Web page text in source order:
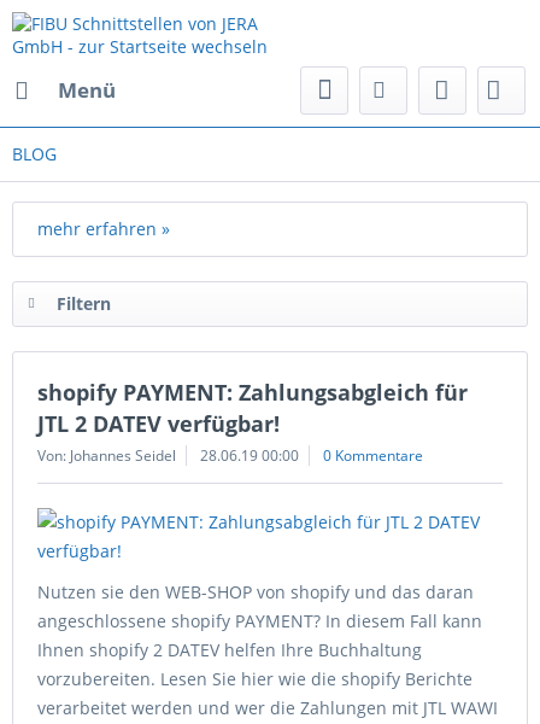
Menü
BLOG
mehr erfahren »
Filtern
shopify PAYMENT: Zahlungsabgleich für
JTL 2 DATEV verfügbar!
Von: Johannes Seidel 28.06.19 00:00 0 Kommentare
Nutzen sie den WEB-SHOP von shopify und das daran
angeschlossene shopify PAYMENT? In diesem Fall kann
Ihnen shopify 2 DATEV helfen Ihre Buchhaltung
vorzubereiten. Lesen Sie hier wie die shopify Berichte
verarbeitet werden und wer die Zahlungen mit JTL WAWI